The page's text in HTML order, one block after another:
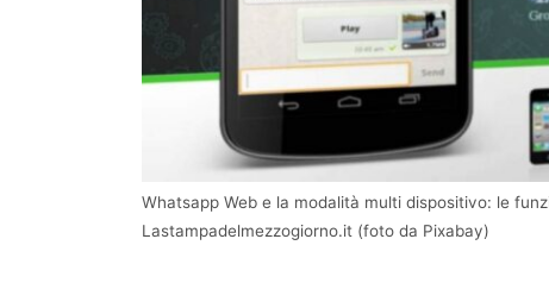
Whatsapp Web e la modalità multi dispositivo: le
Lastampadelmezzogiorno.it (foto da Pixabay)